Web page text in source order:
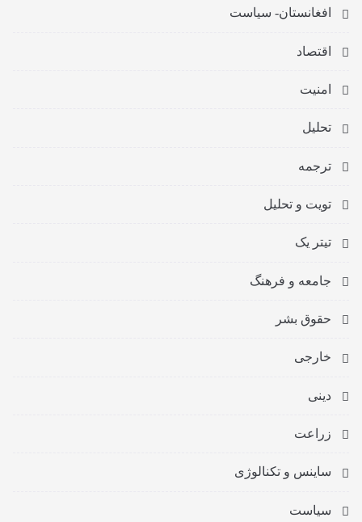
افغانستان- سیاست
اقتصاد
امنیت
تحلیل
ترجمه
تویت و تحلیل
تیتر یک
جامعه و فرهنگ
حقوق بشر
خارجی
دینی
زراعت
ساینس و تکنالوژی
سیاست